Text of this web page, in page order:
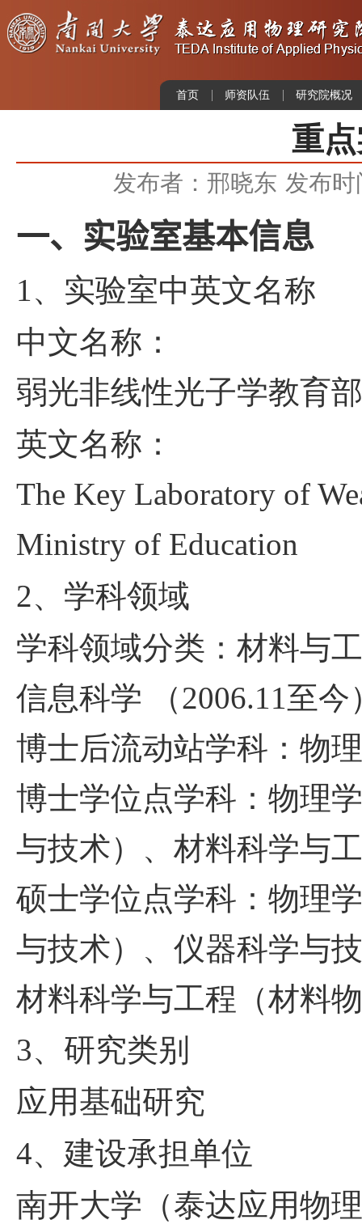
首页 师资队伍 研究院概况
重
发布者：邢晓东 发布时
一、 实验室基本信息
1、实验室中英文名称
中文名称：
弱光非线性光子学教育
英文名称：
The Key Laboratory of
Ministry of Education
2、学科领域
学科领域分类：材料与
信息科学 （2006.11 至今
博士后流动站学科：物
博士学位点学科：物理
与技术）、材料科学与
硕士学位点学科：物理
与技术）、仪器科学与
材料科学与工程（材料
3、研究类别
应用基础研究
4、建设承担单位
南开大学（泰达应用物